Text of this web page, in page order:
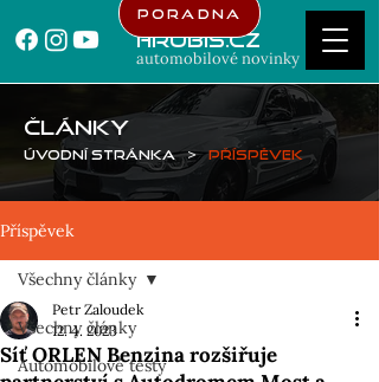
Hrubis.cz
automobilové novinky
Poradna
ČLÁNKY
Úvodní stránka > Příspěvek
Příspěvek
Všechny články
Automobilové testy
Všechny články
Síť ORLEN Benzina rozšiřuje
Petr Zaloudek
12. 4. 2023